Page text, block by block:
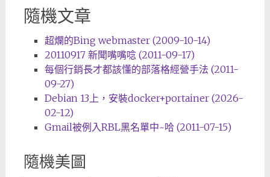
隨機文章
超爛的Bing webmaster (2009-10-14)
20110917 新聞嘴嘴唸 (2011-09-17)
每個行銷長才都該懂的部落格經營手法 (2011-
09-27)
Debian 13上，安裝docker+portainer (2026-
02-12)
Gmail被例入RBL黑名單中~哈 (2011-07-15)
隨機美圖